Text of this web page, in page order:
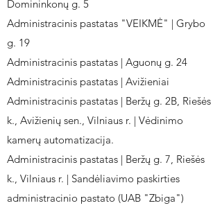
Domininkonų g. 5
Administracinis pastatas "VEIKMĖ" | Grybo
g. 19
Administracinis pastatas | Aguonų g. 24
Administracinis pastatas | Avižieniai
Administracinis pastatas | Beržų g. 2B, Riešės
k., Avižienių sen., Vilniaus r. | Vėdinimo
kamerų automatizacija.
Administracinis pastatas | Beržų g. 7, Riešės
k., Vilniaus r. | Sandėliavimo paskirties
administracinio pastato (UAB "Zbiga")